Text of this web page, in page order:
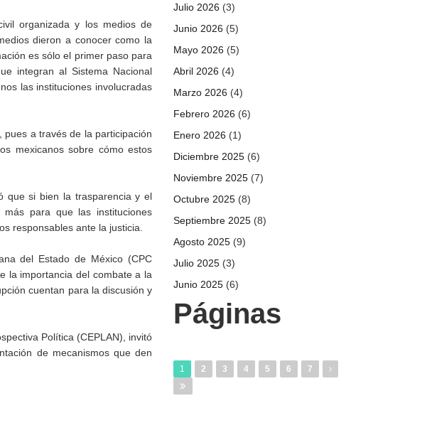
organizada y los medios de
dieron a conocer como la
es sólo el primer paso para
integran al Sistema Nacional
las instituciones involucradas
a través de la participación
mexicanos sobre cómo estos
que si bien la trasparencia y el
para que las instituciones
responsables ante la justicia.
del Estado de México (CPC
la importancia del combate a la
cuentan para la discusión y
Política (CEPLAN), invitó
de mecanismos que den
Julio 2026 (3)
Junio 2026 (5)
Mayo 2026 (5)
Abril 2026 (4)
Marzo 2026 (4)
Febrero 2026 (6)
Enero 2026 (1)
Diciembre 2025 (6)
Noviembre 2025 (7)
Octubre 2025 (8)
Septiembre 2025 (8)
Agosto 2025 (9)
Julio 2025 (3)
Junio 2025 (6)
Páginas
1 2 3 4 5 6 7